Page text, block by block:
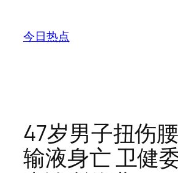
今日热点
47岁男子扭伤
输液身亡 卫健